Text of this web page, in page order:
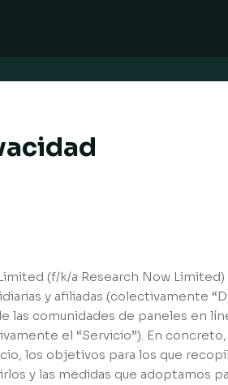
(f/k/a Research Now Limited)
y afiliadas (colectivamente
comunidades de paneles en
el “Servicio”). En
los objetivos para los que
y las medidas que adoptamos